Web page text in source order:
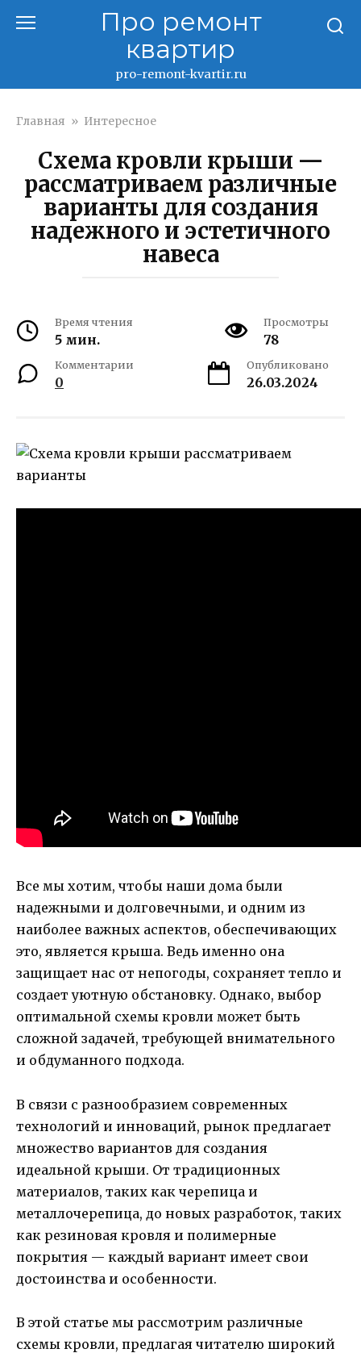
Про ремонт
квартир
pro-remont-kvartir.ru
Главная » Интересное
Схема кровли крыши —
рассматриваем различные
варианты для создания
надежного и эстетичного
навеса
Время чтения
5 мин.
Просмотры
78
Комментарии
0
Опубликовано
26.03.2024
Все мы хотим, чтобы наши дома были
надежными и долговечными, и одним из
наиболее важных аспектов, обеспечивающих
это, является крыша. Ведь именно она
защищает нас от непогоды, сохраняет тепло и
создает уютную обстановку. Однако, выбор
оптимальной схемы кровли может быть
сложной задачей, требующей внимательного
и обдуманного подхода.
В связи с разнообразием современных
технологий и инноваций, рынок предлагает
множество вариантов для создания
идеальной крыши. От традиционных
материалов, таких как черепица и
металлочерепица, до новых разработок, таких
как резиновая кровля и полимерные
покрытия — каждый вариант имеет свои
достоинства и особенности.
В этой статье мы рассмотрим различные
схемы кровли, предлагая читателю широкий